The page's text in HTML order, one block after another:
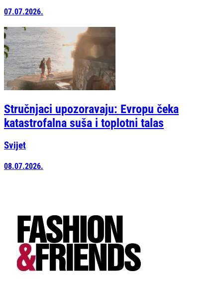
07.07.2026.
Stručnjaci upozoravaju: Evropu čeka
katastrofalna suša i toplotni talas
Svijet
08.07.2026.